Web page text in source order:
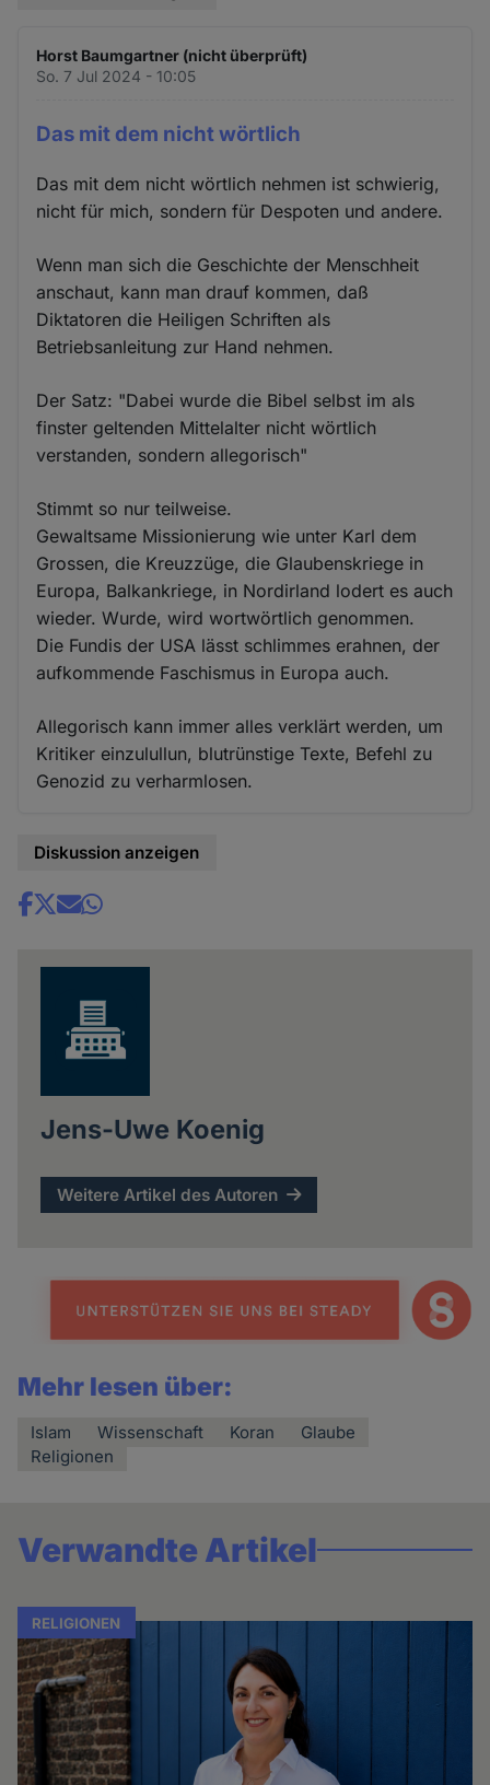
Horst Baumgartner (nicht überprüft)
So. 7 Jul 2024 - 10:05
Das mit dem nicht wörtlich
Das mit dem nicht wörtlich nehmen ist schwierig,
nicht für mich, sondern für Despoten und andere.
Wenn man sich die Geschichte der Menschheit
anschaut, kann man drauf kommen, daß
Diktatoren die Heiligen Schriften als
Betriebsanleitung zur Hand nehmen.
Der Satz: "Dabei wurde die Bibel selbst im als
finster geltenden Mittelalter nicht wörtlich
verstanden, sondern allegorisch"
Stimmt so nur teilweise.
Gewaltsame Missionierung wie unter Karl dem
Grossen, die Kreuzzüge, die Glaubenskriege in
Europa, Balkankriege, in Nordirland lodert es auch
wieder. Wurde, wird wortwörtlich genommen.
Die Fundis der USA lässt schlimmes erahnen, der
aufkommende Faschismus in Europa auch.
Allegorisch kann immer alles verklärt werden, um
Kritiker einzulullun, blutrünstige Texte, Befehl zu
Genozid zu verharmlosen.
Diskussion anzeigen
Share
Jens-Uwe Koenig
Weitere Artikel des Autoren
Mehr lesen über:
Islam Wissenschaft Koran
Glaube
Religionen
Verwandte Artikel
RELIGIONEN